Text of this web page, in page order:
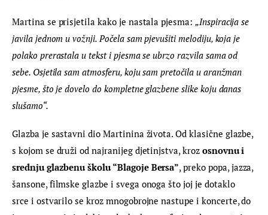
Martina se prisjetila kako je nastala pjesma: „Inspiracija se
javila jednom u vožnji. Počela sam pjevušiti melodiju, koja je
polako prerastala u tekst i pjesma se ubrzo razvila sama od
sebe. Osjetila sam atmosferu, koju sam pretočila u aranžman
pjesme, što je dovelo do kompletne glazbene slike koju danas
slušamo“.
Glazba je sastavni dio Martinina života. Od klasične glazbe,
s kojom se druži od najranijeg djetinjstva, kroz osnovnu i
srednju glazbenu školu “Blagoje Bersa”, preko popa, jazza,
šansone, filmske glazbe i svega onoga što joj je dotaklo
srce i ostvarilo se kroz mnogobrojne nastupe i koncerte, do